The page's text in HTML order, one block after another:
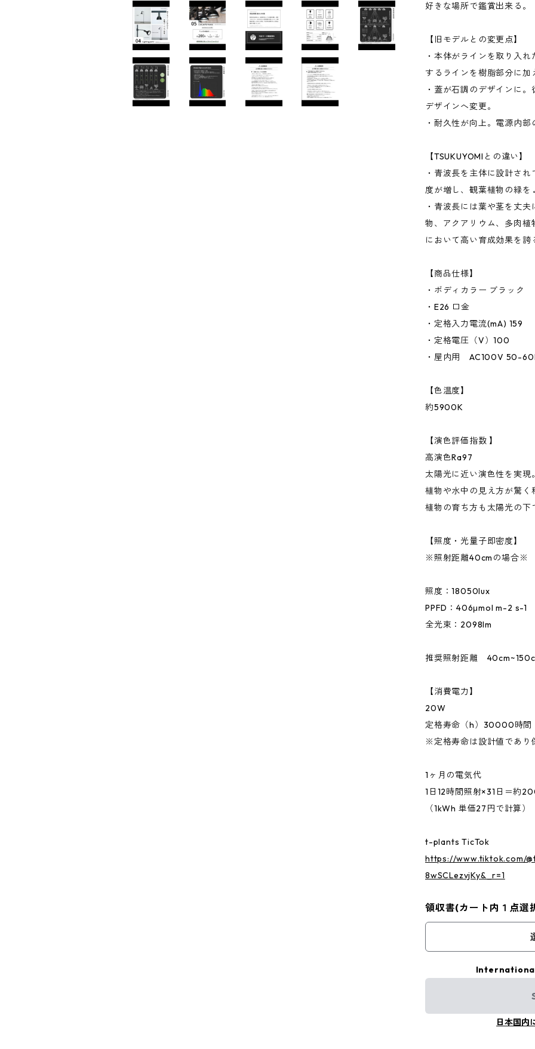
好きな場所で鑑賞出来る。
【旧モデルとの変更点】
・本体がラインを取り入
するラインを樹脂部分に加
・蓋が石調のデザインに
デザインへ変更。
・耐久性が向上。電源内
【TSUKUYOMIとの違い】
・青波長を主体に設計さ
度が増し、観葉植物の緑
・青波長には葉や茎を丈
物、アクアリウム、多肉
において高い育成効果を
【商品仕様】
・ボディカラー ブラック
・E26 口金
・定格入力電流(mA) 159
・定格電圧（V）100
・屋内用 AC100V 50-
【色温度】
約5900K
【演色評価指数 】
高演色Ra97
太陽光に近い演色性を実現
植物や水中の見え方が驚く
植物の育ち方も太陽光の
【照度・光量子即密度】
※照射距離40cmの場合※
照度：18050lux
PPFD：406μmol m-2 s-
全光束：2098lm
推奨照射距離
【消費電力】
20W
定格寿命（h）30000時間
※定格寿命は設計値であ
1ヶ月の電気代
1日12時間照射×31日＝約
（1kWh 単価27円で計算）
t-plants TicTok
https://www.tiktok.com/
8wSCLezvjKy&_r=1
領収書(カート内１点選
日本国内